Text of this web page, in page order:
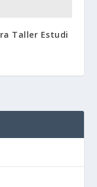
Taller Estudi